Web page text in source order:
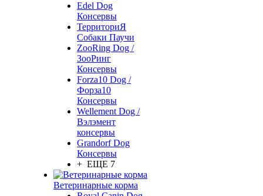
Edel Dog
Консервы
ТерриториЯ
Собаки Паучи
ZooRing Dog /
ЗооРинг
Консервы
Forza10 Dog /
Форза10
Консервы
Wellement Dog /
Вэлэмент
консервы
Grandorf Dog
Консервы
+ ЕЩЕ 7
Ветеринарные корма